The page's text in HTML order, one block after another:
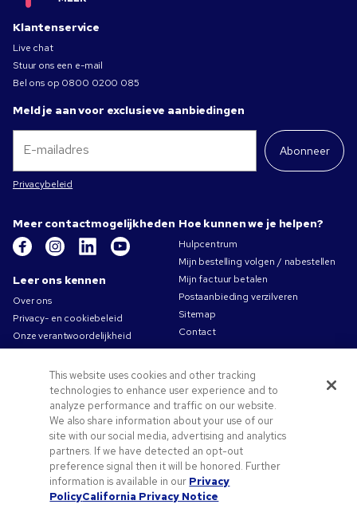
Klantenservice
Live chat
Stuur ons een e-mail
Bel ons op 0800 0200 085
Meld je aan voor exclusieve aanbiedingen
Abonneer
Privacybeleid
Meer contactmogelijkheden
Leer ons kennen
Over ons
Privacy- en cookiebeleid
Onze verantwoordelijkheid
Gebruiksvoorwaarden
Algemene verkoopsvoorwaarden
Carrières bij Pens.com
Aanbiedingen &
hulpmiddelen
Relatiegeschenken
Promocodes & coupons
Tips voor het aanleveren van uw logo
Hoe kunnen we je helpen?
Hulpcentrum
Mijn bestelling volgen / nabestellen
Mijn factuur betalen
Postaanbieding verzilveren
Sitemap
Contact
This website uses cookies and other tracking
technologies to enhance user experience and to
analyze performance and traffic on our website.
We also share information about your use of our
site with our social media, advertising and analytics
partners. If we have detected an opt-out
preference signal then it will be honored. Further
information is available in our Privacy
PolicyCalifornia Privacy Notice